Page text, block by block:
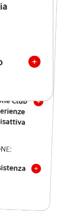
Wi-Fi 7
verso
Club